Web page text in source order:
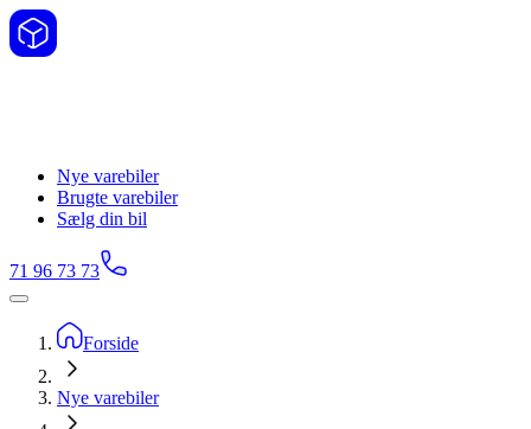
Nye varebiler
Brugte varebiler
Sælg din bil
71 96 73 73
Forside
Nye varebiler